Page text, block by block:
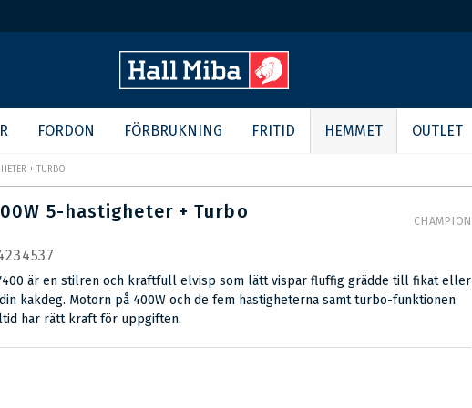
FORDON FÖRBRUKNING FRITID HEMMET OUTLET
+ TURBO
5-hastigheter + Turbo CHAMPION
är en stilren och kraftfull elvisp som lätt vispar fluffig grädde till fikat eller
kakdeg. Motorn på 400W och de fem hastigheterna samt turbo-funktionen
har rätt kraft för uppgiften.